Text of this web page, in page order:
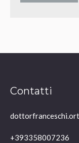
Contatti
+393358007236